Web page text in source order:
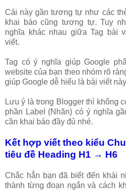
Cái này gần tương tự như các
khai báo cũng tương tự. Tuy
nghĩa khác nhau giữa Tag bài
viết.
Tag có ý nghĩa giúp Google
website của bạn theo nhóm rõ
giúp Google dễ hiểu là bài viết
Lưu ý là trong Blogger thì không
phần Label (Nhãn) có ý nghĩa
cần khai báo đầy đủ nhé.
Kết hợp viết theo kiểu
tiêu đề Heading H1 → H6
Chắc hẳn bạn đã biết đến khái
thành từng đoạn ngắn và cách